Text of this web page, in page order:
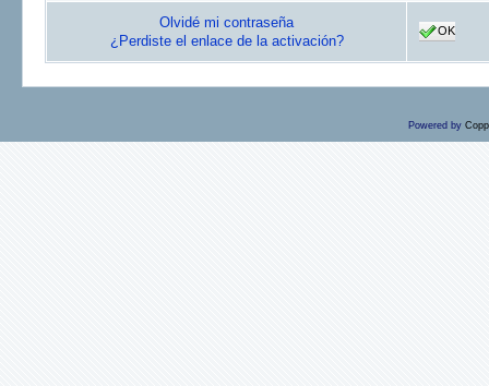
Olvidé mi contraseña
¿Perdiste el enlace de la activación?
OK
Powered by